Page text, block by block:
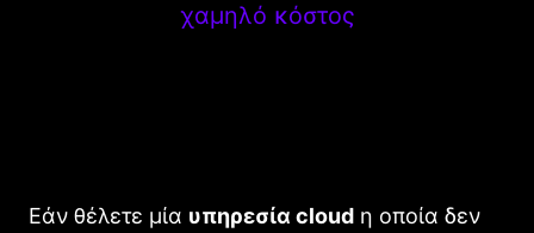
χαμηλό κόστος
Εάν θέλετε μία υπηρεσία cloud η οποία δεν